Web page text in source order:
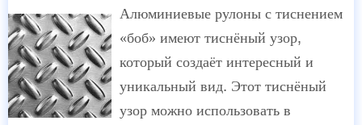
Алюминиевые рулоны с тиснением
«боб» имеют тиснёный узор,
который создаёт интересный и
уникальный вид. Этот тиснёный
узор можно использовать в